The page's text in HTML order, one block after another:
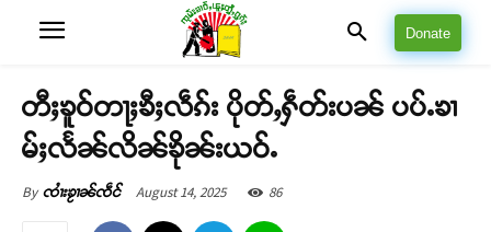
Donate
တီႈၶူဝ်တႃႈၶီႈလဵၵ်း ပိုတ်ႇႁဵတ်းပၼ် ပပ်ႉၶၢ
မ်ႈလႅၼ်လိၼ်ၶိုၼ်းယဝ်ႉ
By ၸၢႆးၶႂၢၼ်ၸဵင် August 14, 2025 86